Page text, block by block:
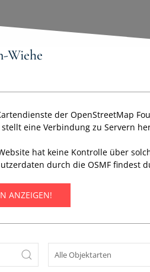
Wiehe
der OpenStreetMap
eine Verbindung zu Servern
hat keine Kontrolle über
durch die OSMF findest
ANZEIGEN!